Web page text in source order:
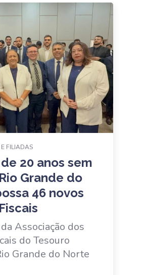
FILIADAS
20 anos sem
Grande do
46 novos
Associação dos
do Tesouro
Grande do Norte